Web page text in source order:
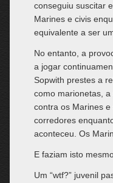
conseguiu suscitar
Marines e civis
equivalente a ser
No entanto, a
a jogar
Sopwith prestes a
como marionetas,
contra os Marines
corredores
aconteceu. Os
E faziam isto
Um “wtf?” juvenil